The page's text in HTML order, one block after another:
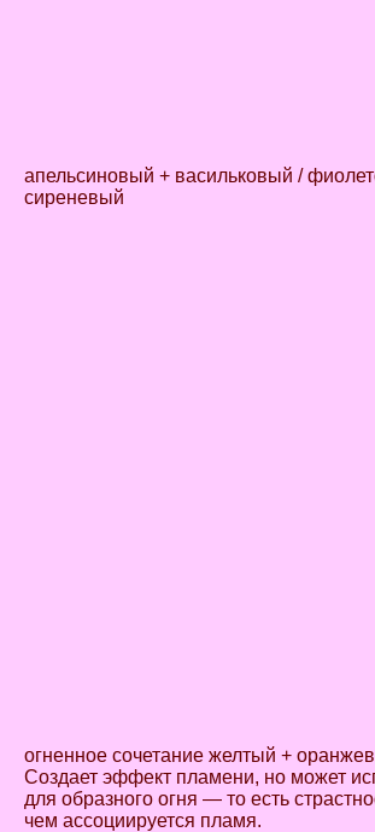
апельсиновый + васильковый /
сиреневый
огненное сочетание желтый +
Создает эффект пламени, но может
для образного огня — то есть
чем ассоциируется пламя.